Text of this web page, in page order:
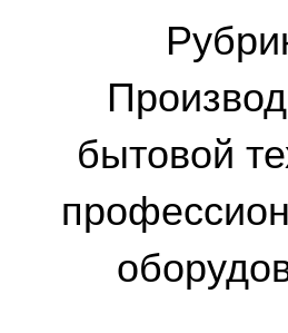
бытовой